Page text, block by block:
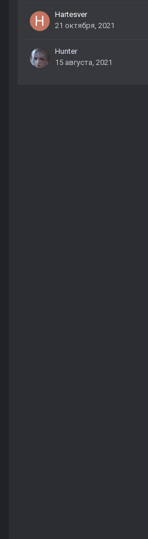
Hartesver
21 октября, 2021
Hunter
15 августа, 2021